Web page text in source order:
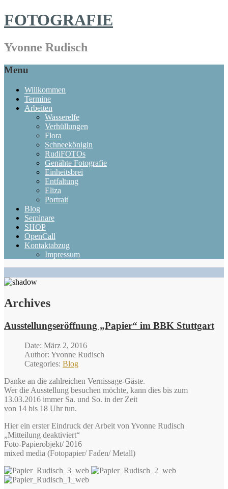
FOTOGRAFIE
Yvonne Rudisch
Menu
Willkommen
Termine
Arbeiten
Wasserelfe
Verhüllungen
Flora
Schneekönigin
RudiFOTOs
Genähte Fotografie
Einheitsbrei
Entfaltung
Eliza
Portrait
Blog
Seminare
SHOP
OpenCall
Kontaktabzug
Impressum
Archives
Ausstellungseröffnung „Papier“ im BBK Stuttgart
Date: März 2, 2016
Author: Yvonne Rudisch
Categories: Blog
Danke an die zahlreichen Vernissage-Gäste.
Wer die Ausstellung besuchen möchte, kann dies bis zum
13.03.2016 immer Sa. und So. in der Zeit
von 14 bis 18 Uhr tun.
Hier ein erster Eindruck der Arbeit von Yvonne Rudisch
„Mitteilung deaktiviert“
Foto-Papierobjekt/ 2016
mixed media (Fotopapier/ Faden/ Metall)